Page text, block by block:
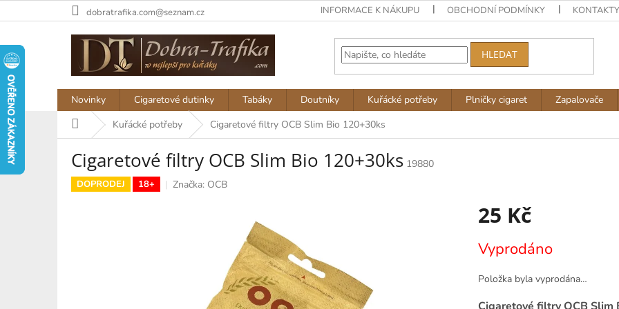
na
dobratrafika.com@seznam.cz INFORMACE K NÁKUPU OBCHODNÍ PODMÍNKY KONTAKTY
HLEDAT
Novinky Cigaretové dutinky Tabáky Doutníky Kuřácké potřeby Plničky cigaret Zapalovače
Domů Kuřácké potřeby Cigaretové filtry OCB Slim Bio 120+30ks
Cigaretové filtry OCB Slim Bio 120+30ks 19880
DOPRODEJ 18+ Značka: OCB
25 Kč
cena:
Vyprodáno
Položka byla vyprodána…